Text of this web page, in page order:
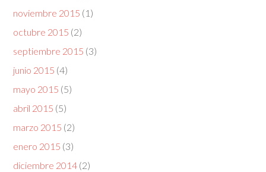
noviembre 2015 (1)
octubre 2015 (2)
septiembre 2015 (3)
junio 2015 (4)
mayo 2015 (5)
abril 2015 (5)
marzo 2015 (2)
enero 2015 (3)
diciembre 2014 (2)